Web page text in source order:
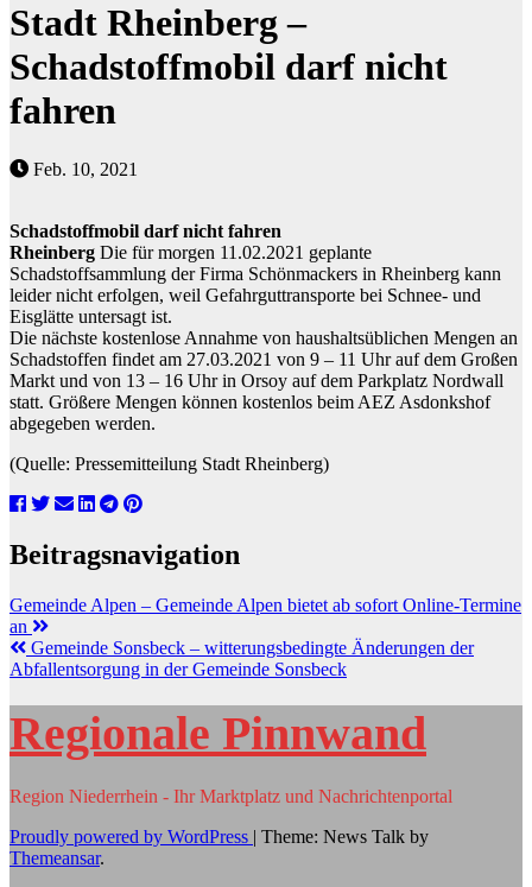
Stadt Rheinberg –
Schadstoffmobil darf nicht
fahren
Feb. 10, 2021
Schadstoffmobil darf nicht fahren
Rheinberg Die für morgen 11.02.2021 geplante
Schadstoffsammlung der Firma Schönmackers in Rheinberg kann
leider nicht erfolgen, weil Gefahrguttransporte bei Schnee- und
Eisglätte untersagt ist.
Die nächste kostenlose Annahme von haushaltsüblichen Mengen an
Schadstoffen findet am 27.03.2021 von 9 – 11 Uhr auf dem Großen
Markt und von 13 – 16 Uhr in Orsoy auf dem Parkplatz Nordwall
statt. Größere Mengen können kostenlos beim AEZ Asdonkshof
abgegeben werden.
(Quelle: Pressemitteilung Stadt Rheinberg)
Beitragsnavigation
Gemeinde Alpen – Gemeinde Alpen bietet ab sofort Online-Termine
an
Gemeinde Sonsbeck – witterungsbedingte Änderungen der
Abfallentsorgung in der Gemeinde Sonsbeck
Regionale Pinnwand
Region Niederrhein - Ihr Marktplatz und Nachrichtenportal
Proudly powered by WordPress | Theme: News Talk by
Themeansar.